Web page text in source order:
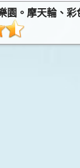
園。摩天輪、